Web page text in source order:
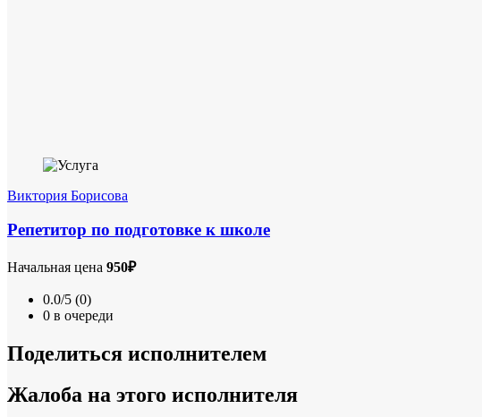
Виктория Борисова
Репетитор по подготовке к школе
Начальная цена 950₽
0.0/5 (0)
0 в очереди
Поделиться исполнителем
Жалоба на этого исполнителя